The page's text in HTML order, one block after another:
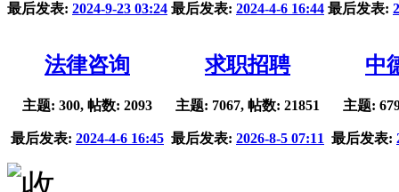
最后发表: 2024-9-23 03:24 最后发表: 2024-4-6 16:44 最后发表:
法律咨询
主题: 300, 帖数: 2093
最后发表: 2024-4-6 16:45
求职招聘
主题: 7067, 帖数: 21851
最后发表: 2026-8-5 07:11
中
主题:
最后发表: